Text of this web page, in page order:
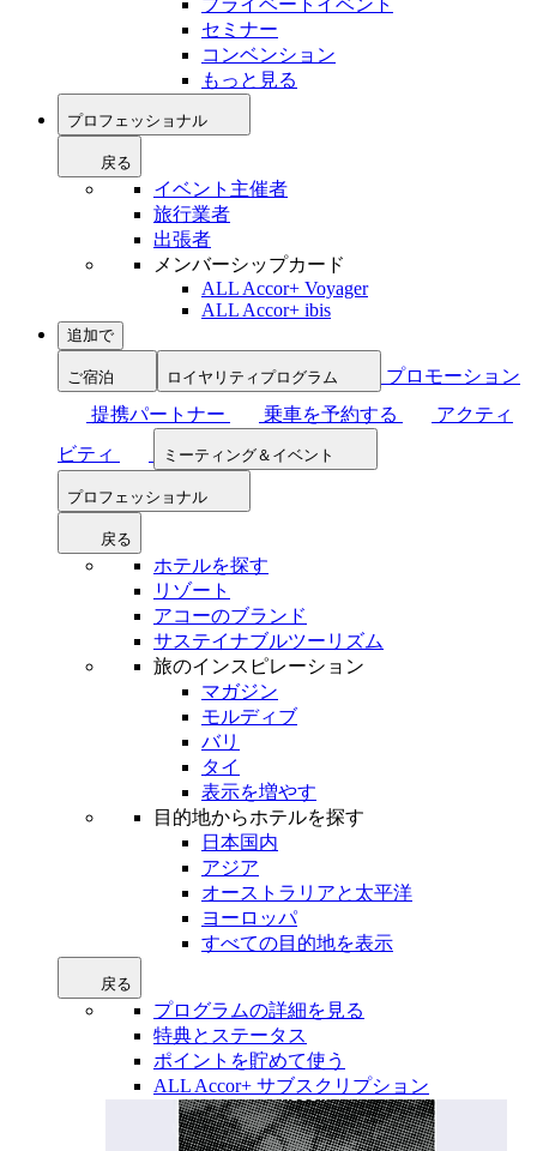
セミナー
コンベンション
もっと見る
プロフェッショナル
戻る
イベント主催者
旅行業者
出張者
メンバーシップカード
ALL Accor+ Voyager
ALL Accor+ ibis
追加で
ご宿泊 ロイヤリティプログラム
プロモーション
提携パートナー
乗車を予約する
アクティ
ビティ
ミーティング＆イベント
プロフェッショナル
戻る
ホテルを探す
リゾート
アコーのブランド
サステイナブルツーリズム
旅のインスピレーション
マガジン
モルディブ
バリ
タイ
表示を増やす
目的地からホテルを探す
日本国内
アジア
オーストラリアと太平洋
ヨーロッパ
すべての目的地を表示
戻る
プログラムの詳細を見る
特典とステータス
ポイントを貯めて使う
ALL Accor+ サブスクリプション